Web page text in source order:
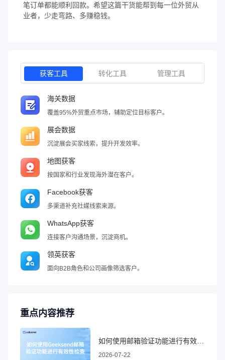
笔订单都能顺利回款。希望这篇干货能帮到每一位外贸从
业者，少走弯路、多赚稳钱。
获客工具 转化工具 管理工具
海关数据
覆盖95%外贸重点市场，辅助定位目标客户。
展会数据
沉淀展会买家线索，提升开发效率。
地图获客
按国家和行业发现海外潜在客户。
Facebook获客
多渠道补充社媒线索来源。
WhatsApp获客
连接客户沟通场景，沉淀商机。
领英获客
面向B2B角色和公司画像筛选客户。
重点内容推荐
2026-07-22